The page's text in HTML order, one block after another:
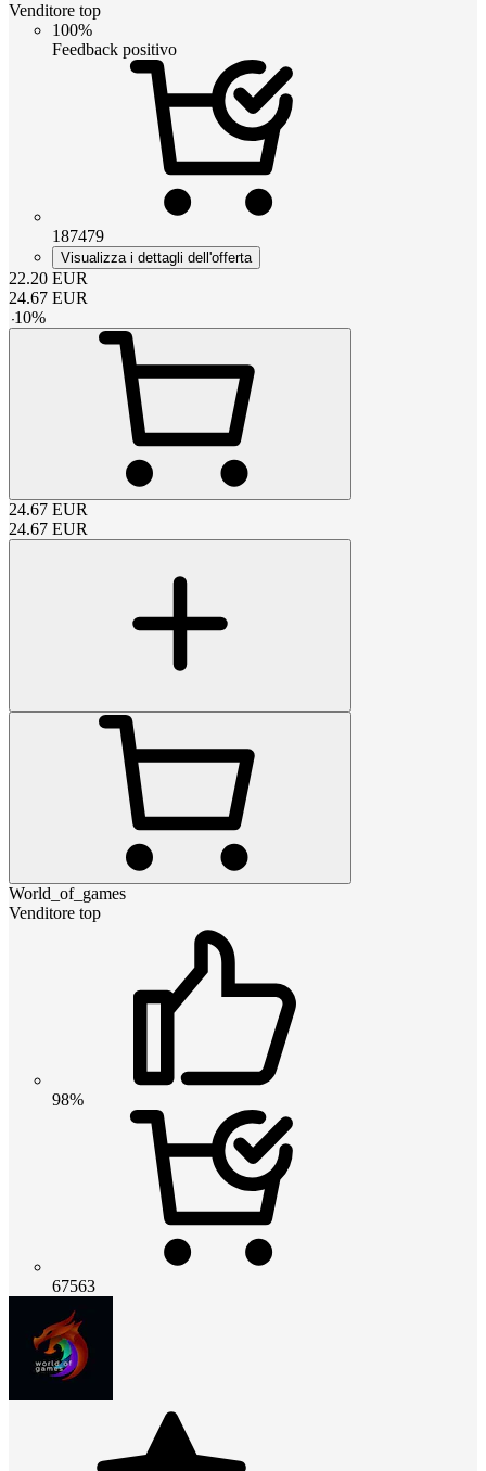
Venditore top
100%
Feedback positivo
187479
Visualizza i dettagli dell'offerta
22.20 EUR
24.67 EUR
-10%
24.67 EUR
24.67 EUR
World_of_games
Venditore top
98%
67563